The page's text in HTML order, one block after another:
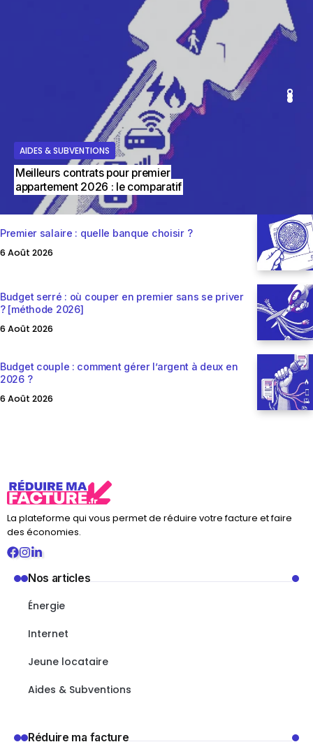
AIDES & SUBVENTIONS
Meilleurs contrats pour premier
appartement 2026 : le comparatif
AIDES & SUBVENTIONS
Suivi dépenses : 5 outils gratuits pour
ne rien laisser passer
AIDES & SUBVENTIONS
AIDES & SUBVENTIONS
Premier salaire : quelle banque choisir ?
6 Août 2026
Budget serré : où couper en premier sans se priver
? [méthode 2026]
6 Août 2026
Budget couple : comment gérer l’argent à deux en
2026 ?
6 Août 2026
La plateforme qui vous permet de réduire votre facture et faire
des économies.
Nos articles
Énergie
Internet
Jeune locataire
Aides & Subventions
Réduire ma facture